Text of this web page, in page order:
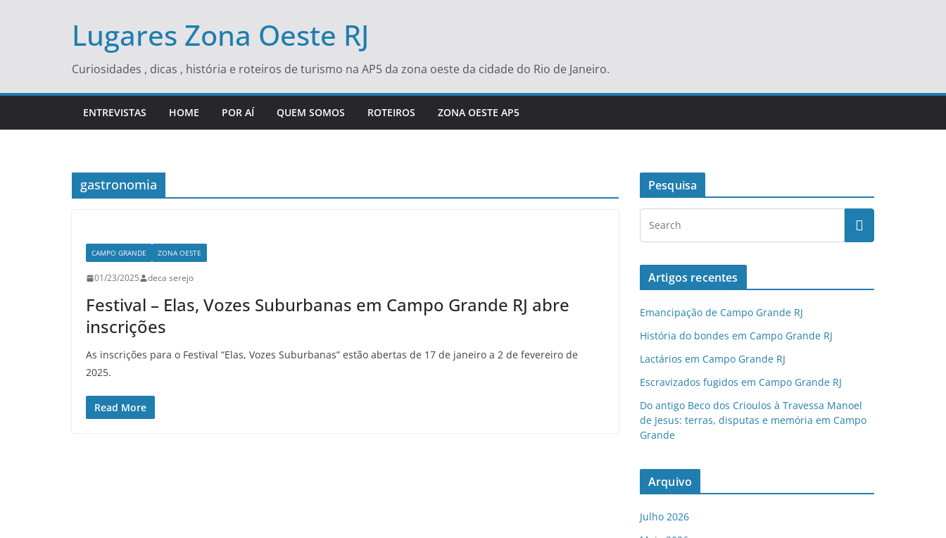
Lugares Zona Oeste RJ
Curiosidades , dicas , história e roteiros de turismo na AP5 da zona oeste da cidade do Rio de Janeiro.
ENTREVISTAS HOME POR AÍ QUEM SOMOS ROTEIROS ZONA OESTE AP5
gastronomia
CAMPO GRANDE ZONA OESTE
01/23/2025 deca serejo
Festival – Elas, Vozes Suburbanas em Campo Grande RJ abre
inscrições
As inscrições para o Festival “Elas, Vozes Suburbanas” estão abertas de 17 de janeiro a 2 de fevereiro de
2025.
Read More
Pesquisa
Artigos recentes
Emancipação de Campo Grande RJ
História do bondes em Campo Grande RJ
Lactários em Campo Grande RJ
Escravizados fugidos em Campo Grande RJ
Do antigo Beco dos Crioulos à Travessa Manoel
de Jesus: terras, disputas e memória em Campo
Grande
Arquivo
Julho 2026